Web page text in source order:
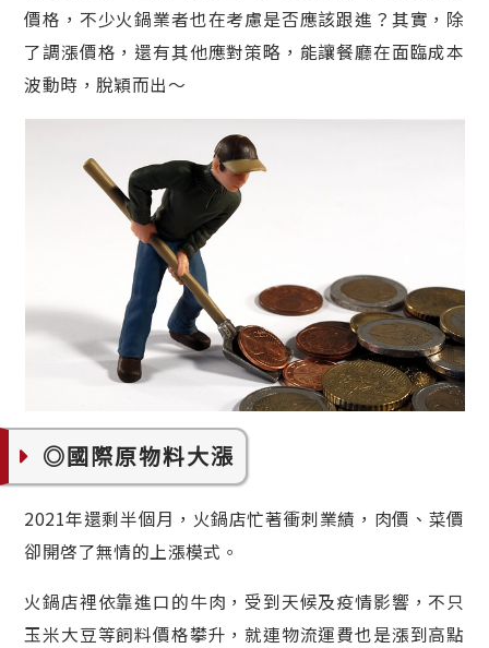
價格，不少火鍋業者也在考慮是否應該跟進？其實，除
了調漲價格，還有其他應對策略，能讓餐廳在面臨成本
波動時，脫穎而出～
◎國際原物料大漲
2021年還剩半個月，火鍋店忙著衝刺業績，肉價、菜價
卻開啓了無情的上漲模式。
火鍋店裡依靠進口的牛肉，受到天候及疫情影響，不只
玉米大豆等飼料價格攀升，就連物流運費也是漲到高點